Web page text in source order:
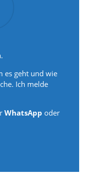
es geht und wie
Ich melde
WhatsApp oder